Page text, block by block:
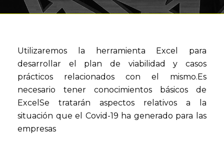
Utilizaremos la herramienta Excel para
desarrollar el plan de viabilidad y casos
prácticos relacionados con el mismo.Es
necesario tener conocimientos básicos de
ExcelSe tratarán aspectos relativos a la
situación que el Covid-19 ha generado para las
empresas